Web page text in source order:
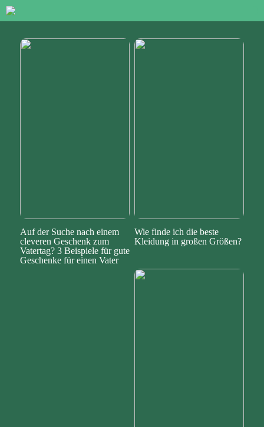
Auf der Suche nach einem
cleveren Geschenk zum
Vatertag? 3 Beispiele für gute
Geschenke für einen Vater
Wie finde ich die beste
Kleidung in großen Größen?